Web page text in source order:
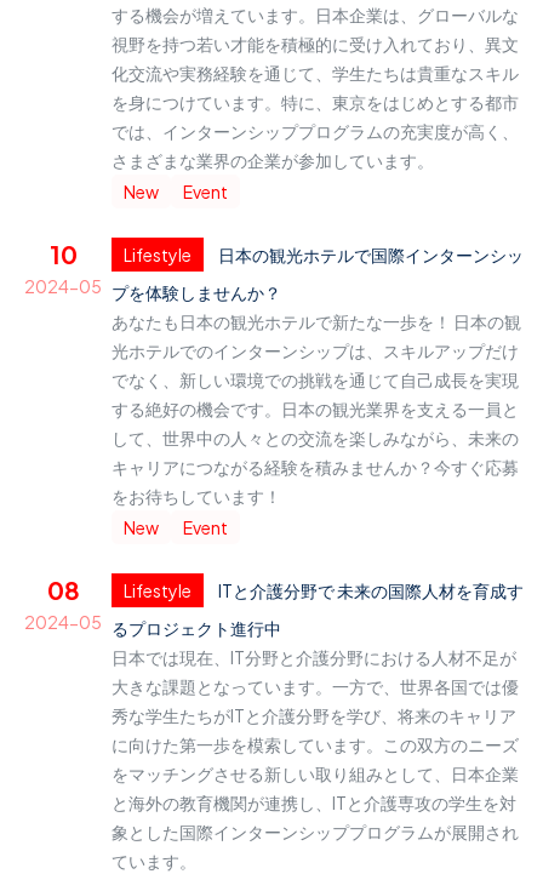
する機会が増えています。日本企業は、グローバルな
視野を持つ若い才能を積極的に受け入れており、異文
化交流や実務経験を通じて、学生たちは貴重なスキル
を身につけています。特に、東京をはじめとする都市
では、インターンシッププログラムの充実度が高く、
さまざまな業界の企業が参加しています。
New
Event
10
2024-05
Lifestyle
日本の観光ホテルで国際インターンシッ
プを体験しませんか？
あなたも日本の観光ホテルで新たな一歩を！ 日本の観
光ホテルでのインターンシップは、スキルアップだけ
でなく、新しい環境での挑戦を通じて自己成長を実現
する絶好の機会です。日本の観光業界を支える一員と
して、世界中の人々との交流を楽しみながら、未来の
キャリアにつながる経験を積みませんか？今すぐ応募
をお待ちしています！
New
Event
08
2024-05
Lifestyle
ITと介護分野で 未来の国際人材を育成す
るプロジェクト進行中
日本では現在、IT分野と介護分野における人材不足が
大きな課題となっています。一方で、世界各国では優
秀な学生たちがITと介護分野を学び、将来のキャリア
に向けた第一歩を模索しています。この双方のニーズ
をマッチングさせる新しい取り組みとして、日本企業
と海外の教育機関が連携し、ITと介護専攻の学生を対
象とした国際インターンシッププログラムが展開され
ています。